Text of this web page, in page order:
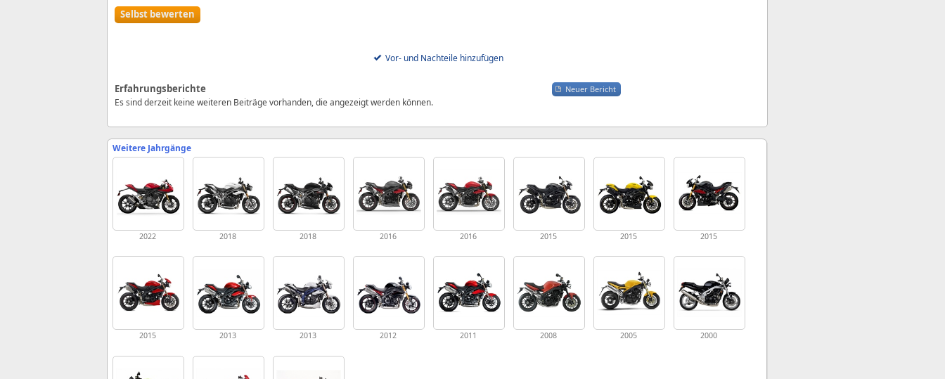
Selbst bewerten
Vor- und Nachteile hinzufügen
Neuer Bericht
Erfahrungsberichte
Es sind derzeit keine weiteren Beiträge vorhanden, die angezeigt werden können.
Weitere Jahrgänge
2022 2018 2018 2016 2016 2015 2015 2015
2015 2013 2013 2012 2011 2008 2005 2000